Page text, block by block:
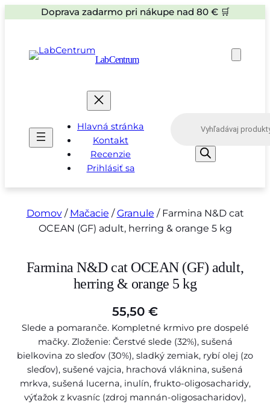
Doprava zadarmo pri nákupe nad 80 € 🛒
LabCentrum
Hlavná stránka
Kontakt
Recenzie
Prihlásiť sa
s
e
r
Domov/ Mačacie /Granule / Farmina N&D cat
OCEAN (GF) adult, herring & orange 5 kg
Farmina N&D cat OCEAN (GF) adult,
herring & orange 5 kg
55,50 €
Slede a pomaranče. Kompletné krmivo pre dospelé
mačky. Zloženie: Čerstvé slede (32%), sušená
bielkovina zo sleďov (30%), sladký zemiak, rybí olej (zo
sleďov), sušené vajcia, hrachová vláknina, sušená
mrkva, sušená lucerna, inulín, frukto-oligosacharidy,
výťažok z kvasníc (zdroj mannán-oligosacharidov),